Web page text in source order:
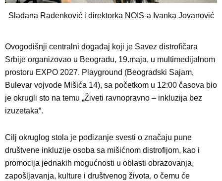
Slađana Radenković i direktorka NOIS-a Ivanka Jovanović
Ovogodišnji centralni događaj koji je Savez distrofičara
Srbije organizovao u Beogradu, 19.maja, u multimedijalnom
prostoru EXPO 2027. Playground (Beogradski Sajam,
Bulevar vojvode Mišića 14), sa početkom u 12:00 časova bio
je okrugli sto na temu „Živeti ravnopravno – inkluzija bez
izuzetaka“.
Cilj okruglog stola je podizanje svesti o značaju pune
društvene inkluzije osoba sa mišićnom distrofijom, kao i
promocija jednakih mogućnosti u oblasti obrazovanja,
zapošljavanja, kulture i društvenog života, o čemu će